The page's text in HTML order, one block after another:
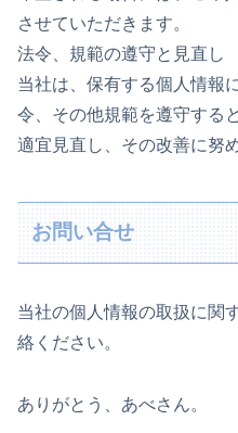
させていただきます。
法令、規範の遵守と見直し
当社は、保有する個人情報
令、その他規範を遵守する
適宜見直し、その改善に努
お問い合せ
当社の個人情報の取扱に関
絡ください。
ありがとう、あべさん。